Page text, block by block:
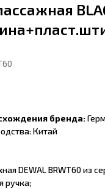
бренда:
Китай
DEWAL BRWT60 из
ручка;